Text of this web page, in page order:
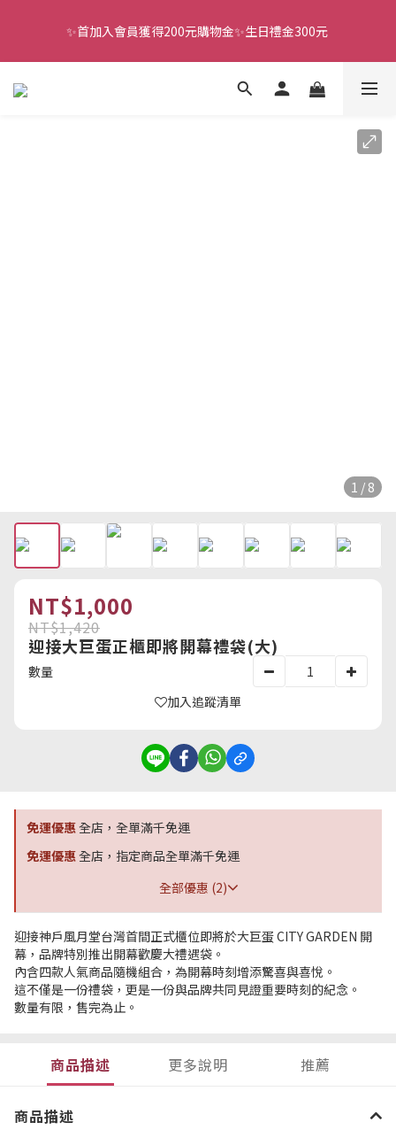
全館滿千免運
✨首加入會員獲得200元購物金✨生日禮金300元
1 / 8
NT$1,000
NT$1,420
迎接大巨蛋正櫃即將開幕禮袋(大)
數量
加入追蹤清單
免運優惠全店，全單滿千免運
免運優惠全店，指定商品全單滿千免運
全部優惠 (2)
迎接神戶風月堂台灣首間正式櫃位即將於大巨蛋 CITY GARDEN 開
幕，品牌特別推出開幕歡慶大禮遇袋。
內含四款人氣商品隨機組合，為開幕時刻增添驚喜與喜悅。
這不僅是一份禮袋，更是一份與品牌共同見證重要時刻的紀念。
數量有限，售完為止。
商品描述 更多說明 推薦
商品描述